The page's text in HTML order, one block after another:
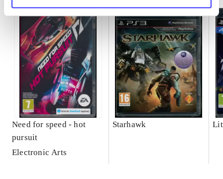
Need for speed - hot
pursuit
Electronic Arts
Starhawk